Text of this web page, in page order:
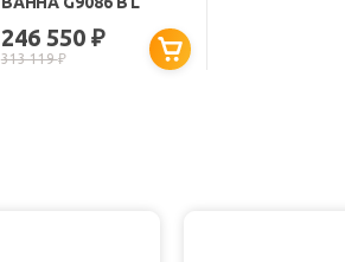
246 550 ₽
313 119₽